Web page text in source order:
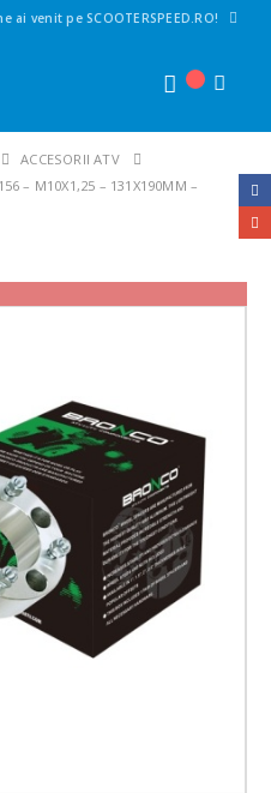
ai venit pe SCOOTERSPEED.RO!
ACCESORII ATV
– M10X1,25 – 131X190MM –